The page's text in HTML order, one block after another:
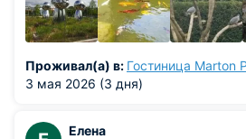
Проживал(а) в: Гостиница Marton
3 мая 2026 (3 дня)
Елена